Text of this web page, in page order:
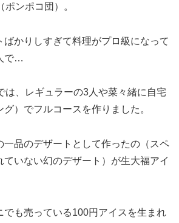
ンポコ団）。
ばかりしすぎて料理がプロ級になって
で…
は、レギュラーの3人や菜々緒に自宅
グ）でフルコースを作りました。
一品のデザートとして作ったの（スペ
ていない幻のデザート）が生大福アイ
でも売っている100円アイスを生まれ